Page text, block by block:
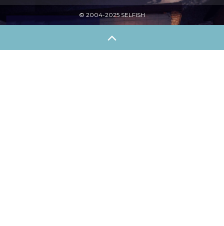
© 2004-2025 SELFISH